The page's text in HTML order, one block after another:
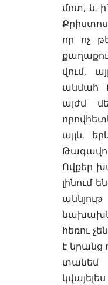
մոտ, և
որ ոչ
վում,
անմահ
այժմ
այլև
Ովքեր
լինում
հեռու
է նրանց
տանեմ